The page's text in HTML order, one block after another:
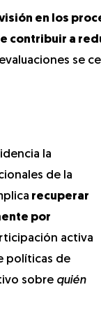
en los
contribuir a
se
la
de la
recuperar
por
activa
políticas de
sobre quién